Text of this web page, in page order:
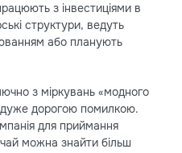
з інвестиціями в
структури, ведуть
або планують
з міркувань «модного
дорогою помилкою.
для приймання
можна знайти більш